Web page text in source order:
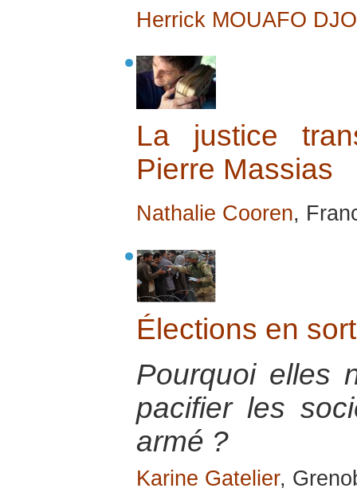
Herrick MOUAFO
La justice
Pierre Massias
Nathalie Cooren,
Élections en
Pourquoi elles
pacifier les
armé ?
Karine Gatelier,